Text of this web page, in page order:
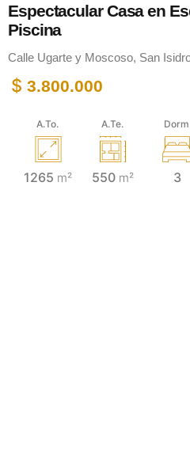
Espectacular Casa en
Piscina
Calle Ugarte y Moscoso, San
$ 3.800.000
A.To. A.Te. Dorm.
1265 m² 550 m² 3